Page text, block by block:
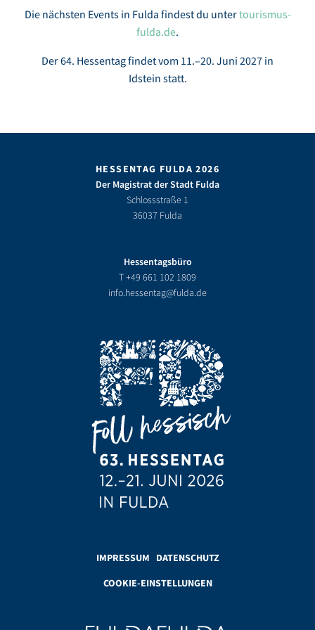
Die nächsten Events in Fulda findest du untertourismus-
fulda.de.
Der 64. Hessentag findet vom 11.–20. Juni 2027 in
Idstein statt.
HESSENTAG FULDA 2026
Der Magistrat der Stadt Fulda
Schlossstraße 1
36037 Fulda
Hessentagsbüro
T+49 661 102 1809
info.hessentag@fulda.de
IMPRESSUM
DATENSCHUTZ
COOKIE-EINSTELLUNGEN